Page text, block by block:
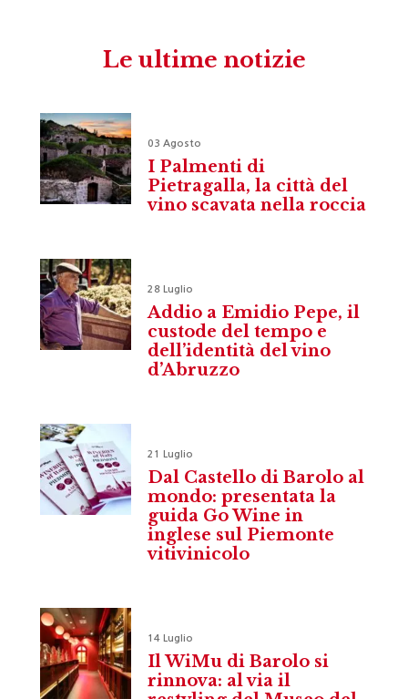
Le ultime notizie
03 Agosto
I Palmenti di
Pietragalla, la città del
vino scavata nella roccia
28 Luglio
Addio a Emidio Pepe, il
custode del tempo e
dell’identità del vino
d’Abruzzo
21 Luglio
Dal Castello di Barolo al
mondo: presentata la
guida Go Wine in
inglese sul Piemonte
vitivinicolo
14 Luglio
Il WiMu di Barolo si
rinnova: al via il